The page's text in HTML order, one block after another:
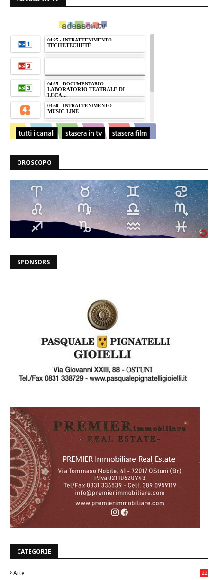
OROSCOPO
SPONSORS
CATEGORIE
Arte
22